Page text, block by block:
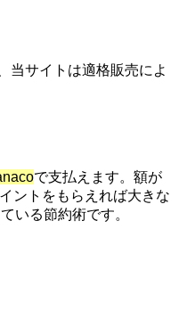
レット(COIN+)で最大98,300
ーン！50%還元、登録、紹
条件まとめ
ヴォイにログインできな
の原因はコレでした。
ビットカードPoint＋で最大
デビットとどっちが良い？
で決済すると最大300ポイ
当サイトは適格販売によ
で支払えます。額が
ントをもらえれば大きな
いる節約術です。